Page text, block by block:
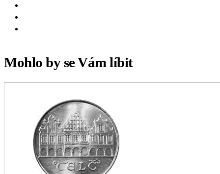
Mohlo by se Vám líbit